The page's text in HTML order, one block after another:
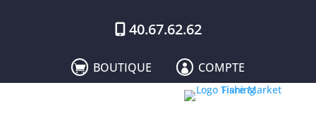
40.67.62.62
 BOUTIQUE  COMPTE